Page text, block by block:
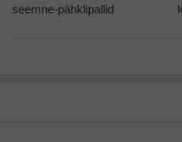
seemne-pähklipallid